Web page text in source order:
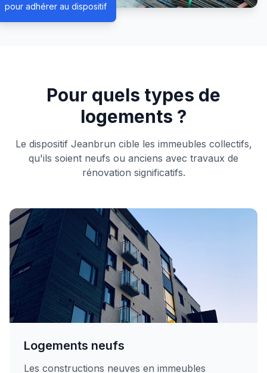
pour adhérer au dispositif
Pour quels types de
logements ?
Le dispositif Jeanbrun cible les immeubles collectifs,
qu'ils soient neufs ou anciens avec travaux de
rénovation significatifs.
Logements neufs
Les constructions neuves en immeubles